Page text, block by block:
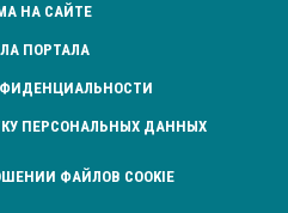
НА САЙТЕ
ПОРТАЛА
ПЕРСОНАЛЬНЫХ ДАННЫХ
ФАЙЛОВ COOKIE